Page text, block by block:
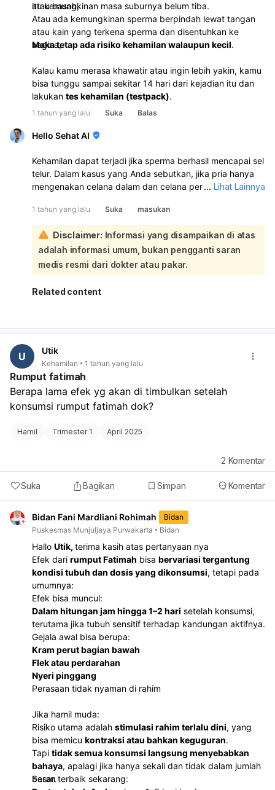
itu kemungkinan masa suburnya belum tiba.
atau basah,
Atau ada kemungkinan sperma berpindah lewat tangan
atau kain yang terkena sperma dan disentuhkan ke
vagina,
Maka tetap ada risiko kehamilan walaupun kecil.
Kalau kamu merasa khawatir atau ingin lebih yakin, kamu
bisa tunggu sampai sekitar 14 hari dari kejadian itu dan
lakukan tes kehamilan (testpack).
1 tahun yang lalu Suka Balas
Hello Sehat AI
Kehamilan dapat terjadi jika sperma berhasil mencapai sel
telur. Dalam kasus yang Anda sebutkan, jika pria hanya
mengenakan celana dalam dan celana pendek, ada
ke vagina, terutama jika ada kontak langsung dan cairan
praejakulasi yang mengandung sperma.:
Namun, jika pria tidak ejakulasi dan tidak ada cairan yang
keluar, risiko kehamilan sangat kecil. Selain itu, jika
perempuan baru saja selesai menstruasi, kemungkinan
untuk hamil juga lebih rendah karena biasanya ovulasi
terjadi sekitar 14 hari setelah menstruasi. Meskipun
kontrasepsi yang aman. Jika Anda memiliki kekhawatiran
ahli kesehatan.
... Lihat Lainnya
1 tahun yang lalu Suka masukan
Disclaimer: Informasi yang disampaikan di atas
adalah informasi umum, bukan pengganti saran
medis resmi dari dokter atau pakar.
Related content
U Utik
Kehamilan 1 tahun yang lalu
Rumput fatimah
Berapa lama efek yg akan di timbulkan setelah
konsumsi rumput fatimah dok?
Hamil Trimester 1 April 2025
Suka Bagikan Simpan Komentar
2 Komentar
Bidan Fani Mardliani Rohimah
Bidan
Puskesmas Munjuljaya Purwakarta
Bidan
Hallo Utik, terima kasih atas pertanyaan nya
Efek dari rumput Fatimah bisa bervariasi tergantung
kondisi tubuh dan dosis yang dikonsumsi, tetapi pada
umumnya:
Efek bisa muncul:
Dalam hitungan jam hingga 1–2 hari setelah konsumsi,
terutama jika tubuh sensitif terhadap kandungan aktifnya.
Gejala awal bisa berupa:
Kram perut bagian bawah
Flek atau perdarahan
Nyeri pinggang
Perasaan tidak nyaman di rahim
Jika hamil muda:
Risiko utama adalah stimulasi rahim terlalu dini, yang
bisa memicu kontraksi atau bahkan keguguran.
Tapi tidak semua konsumsi langsung menyebabkan
bahaya, apalagi jika hanya sekali dan tidak dalam jumlah
besar.
Saran terbaik sekarang: